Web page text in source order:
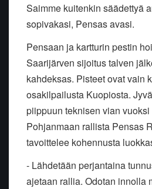
Saimme kuitenkin säädettyä
sopivakasi, Pensas avasi.
Pensaan ja kartturin pestin
Saarijärven sijoitus talven
kahdeksas. Pisteet ovat vain
osakilpailusta Kuopiosta.
piippuun teknisen vian
Pohjanmaan rallista Pensas
tavoittelee kohennusta
- Lähdetään perjantaina
ajetaan rallia. Odotan innolla